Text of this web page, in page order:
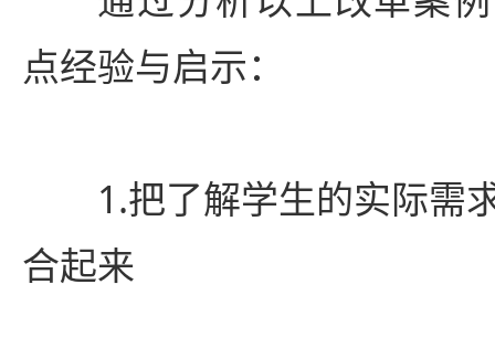
点经验与启示：
1.把了解学生的实际需
合起来